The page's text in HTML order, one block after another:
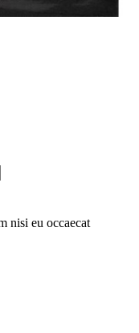
nisi eu occaecat